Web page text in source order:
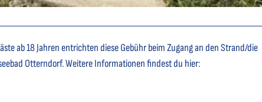
ab 18 Jahren entrichten diese Gebühr beim Zugang an den Strand/die
Otterndorf. Weitere Informationen findest du hier: